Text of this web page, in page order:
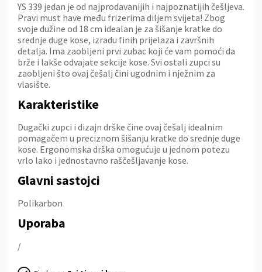
YS 339 jedan je od najprodavanijih i najpoznatijih češljeva.
Pravi must have među frizerima diljem svijeta! Zbog
svoje dužine od 18 cm idealan je za šišanje kratke do
srednje duge kose, izradu finih prijelaza i završnih
detalja. Ima zaobljeni prvi zubac koji će vam pomoći da
brže i lakše odvajate sekcije kose. Svi ostali zupci su
zaobljeni što ovaj češalj čini ugodnim i nježnim za
vlasište.
Karakteristike
Dugački zupci i dizajn drške čine ovaj češalj idealnim
pomagačem u preciznom šišanju kratke do srednje duge
kose. Ergonomska drška omogućuje u jednom potezu
vrlo lako i jednostavno raščešljavanje kose.
Glavni sastojci
Polikarbon
Uporaba
/